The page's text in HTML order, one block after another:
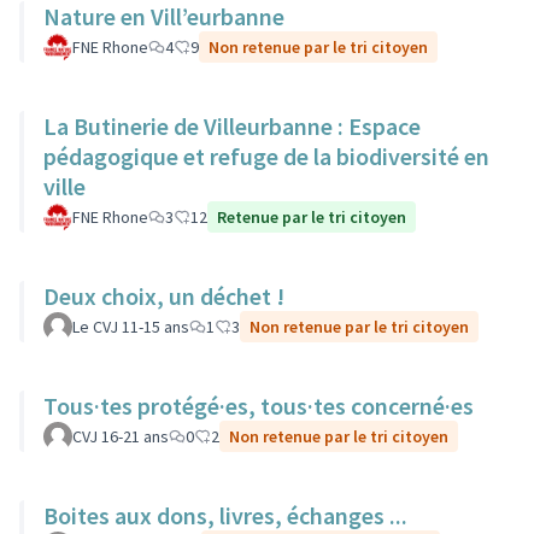
Nature en Vill’eurbanne
FNE Rhone 4 9 Non retenue par le tri citoyen
La Butinerie de Villeurbanne : Espace
pédagogique et refuge de la biodiversité en
ville
FNE Rhone 3 12 Retenue par le tri citoyen
Deux choix, un déchet !
Le CVJ 11-15 ans 1 3 Non retenue par le tri citoyen
Tous·tes protégé·es, tous·tes concerné·es
CVJ 16-21 ans 0 2 Non retenue par le tri citoyen
Boites aux dons, livres, échanges ...